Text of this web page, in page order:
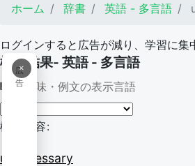
ホーム
辞書 英語 - 多言語
ログインすると広告が減り、学習に集
×
広
告
検索結果- 英語 - 多言語
意味・例文の表示言語
検索内容:
unnecessary